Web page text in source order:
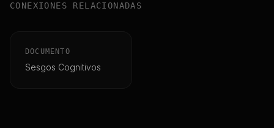
CONEXIONES RELACIONADAS
DOCUMENTO
Sesgos Cognitivos